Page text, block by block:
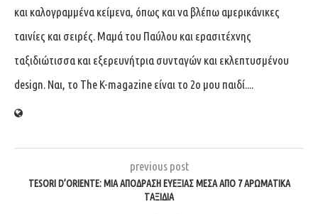
και καλογραμμένα κείμενα, όπως και να βλέπω αμερικάνικες
ταινίες και σειρές. Μαμά του Παύλου και ερασιτέχνης
ταξιδιώτισσα και εξερευνήτρια συνταγών και εκλεπτυσμένου
design. Ναι, το The K-magazine είναι το 2ο μου παιδί....
previous post
TESORI D’ORIENTE: ΜΙΑ ΑΠΌΔΡΑΣΗ ΕΥΕΞΊΑΣ ΜΈΣΑ ΑΠΌ 7 ΑΡΩΜΑΤΙΚΆ
ΤΑΞΊΔΙΑ